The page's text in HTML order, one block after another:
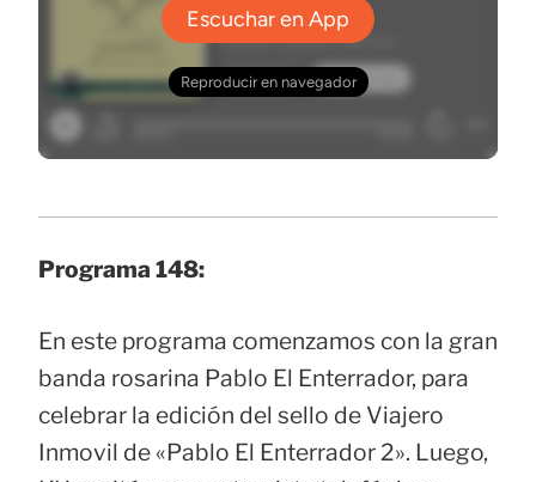
Programa 148:
En este programa comenzamos con la gran
banda rosarina Pablo El Enterrador, para
celebrar la edición del sello de Viajero
Inmovil de «Pablo El Enterrador 2». Luego,